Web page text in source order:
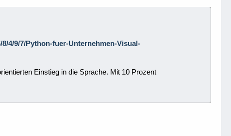
4/9/7/Python-fuer-Unternehmen-Visual-
Einstieg in die Sprache. Mit 10 Prozent